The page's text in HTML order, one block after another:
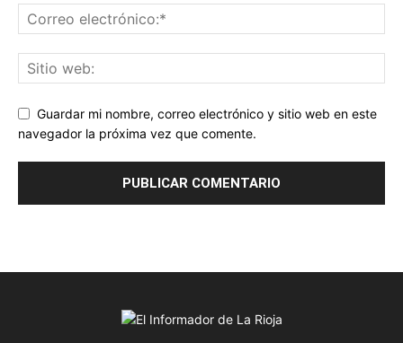
Guardar mi nombre, correo electrónico y sitio web en este
navegador la próxima vez que comente.